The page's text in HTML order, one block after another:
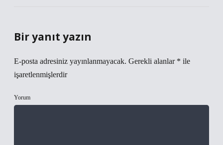
Bir yanıt yazın
E-posta adresiniz yayınlanmayacak. Gerekli alanlar * ile
işaretlenmişlerdir
Yorum